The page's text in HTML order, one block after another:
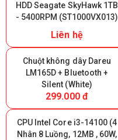
HDD Seagate SkyHawk 1TB
- 5400RPM (ST1000VX013)
Liên hệ
Chuột không dây Dareu
LM165D + Bluetooth +
Silent (White)
299.000 đ
CPU Intel Core i3-14100 (4
Nhân 8 Luồng, 12MB , 60W,